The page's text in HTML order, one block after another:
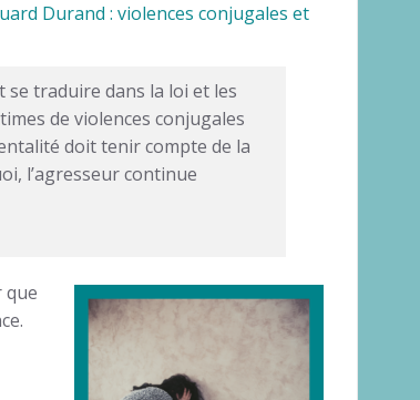
Durand : violences conjugales et
se traduire dans la loi et les
de violences conjugales
doit tenir compte de la
l’agresseur continue
que